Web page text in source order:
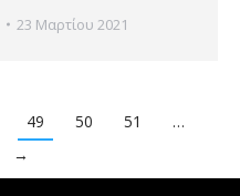
23 Μαρτίου 2021
49 50 51
…
→